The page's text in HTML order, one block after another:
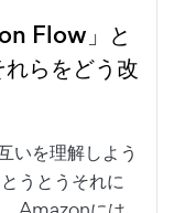
Flow」と
らをどう改
いを理解しよう
うとうそれに